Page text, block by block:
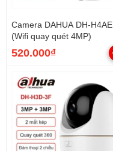
Camera DAHUA DH-H4AE
(Wifi quay quét 4MP)
520.000₫